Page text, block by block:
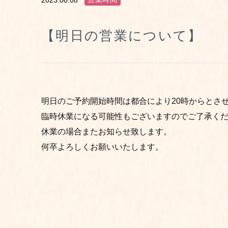
【明日の営業について】
明日のご予約開始時間は都合により20時からとさ
臨時休業になる可能性もございますのでご了承く
休業の場合またお知らせ致します。
何卒よろしくお願いいたします。